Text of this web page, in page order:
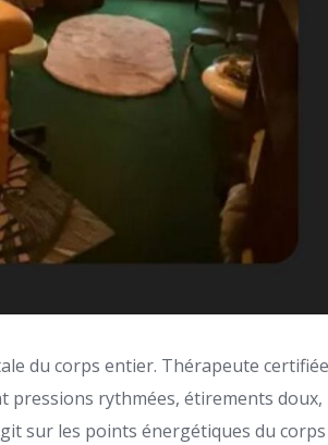
du corps entier. Thérapeute certifiée
pressions rythmées, étirements doux,
sur les points énergétiques du corps